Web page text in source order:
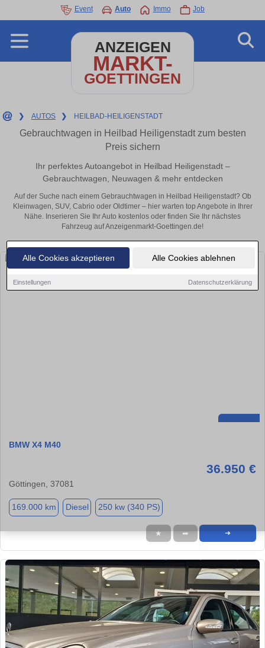
Alle Cookies akzeptieren Alle Cookies ablehnen
Einstellungen Datenschutzerklärung
Event Auto Immo Job
ANZEIGEN
MARKT-
GOETTINGEN
❯ AUTOS ❯ HEILBAD-HEILIGENSTADT
Gebrauchtwagen in Heilbad Heiligenstadt zum besten
Preis sichern
Ihr perfektes Autoangebot in Heilbad Heiligenstadt –
Gebrauchtwagen, Neuwagen & mehr entdecken
Auf der Suche nach einem Gebrauchtwagen in Heilbad Heiligenstadt? Ob
Kleinwagen, SUV, Cabrio oder Oldtimer – hier warten top Angebote in Ihrer
Nähe. Inserieren Sie Ihr Auto kostenlos oder finden Sie Ihr nächstes
Fahrzeug auf Anzeigenmarkt-Goettingen.de!
BMW X4 M40
36.950 €
Göttingen, 37081
169.000 km Diesel 250 kw (340 PS)
★ ➦ ➜